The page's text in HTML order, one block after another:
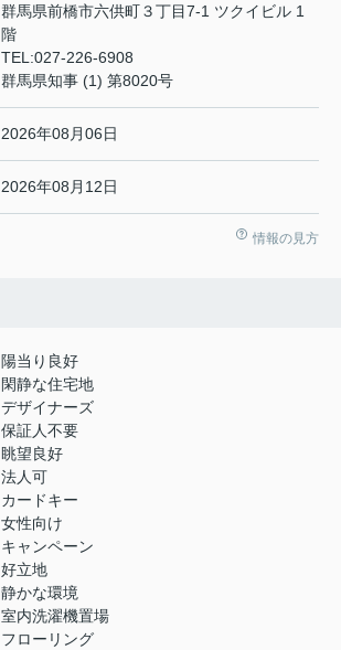
群馬県前橋市六供町３丁目7-1 ツクイビル 1
階
TEL:027-226-6908
群馬県知事 (1) 第8020号
2026年08月06日
2026年08月12日
情報の見方
陽当り良好
閑静な住宅地
デザイナーズ
保証人不要
眺望良好
法人可
カードキー
女性向け
キャンペーン
好立地
静かな環境
室内洗濯機置場
フローリング